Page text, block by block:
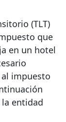
(TLT)
que
en un hotel
impuesto
entidad